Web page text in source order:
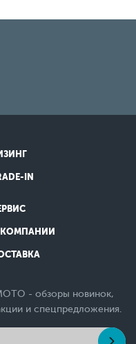
IN
- обзоры новинок,
и спецпредложения.